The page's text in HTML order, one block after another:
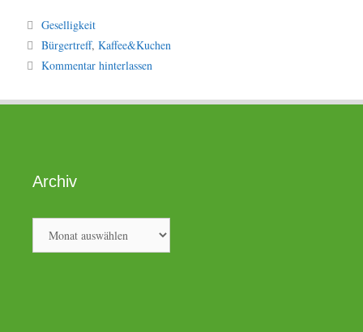
Kategorien
Geselligkeit
Schlagwörter
Bürgertreff,Kaffee&Kuchen
Kommentar hinterlassen
Archiv
Archiv